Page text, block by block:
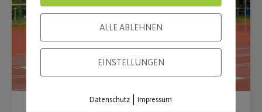
ALLE ABLEHNEN
EINSTELLUNGEN
Datenschutz |Impressum